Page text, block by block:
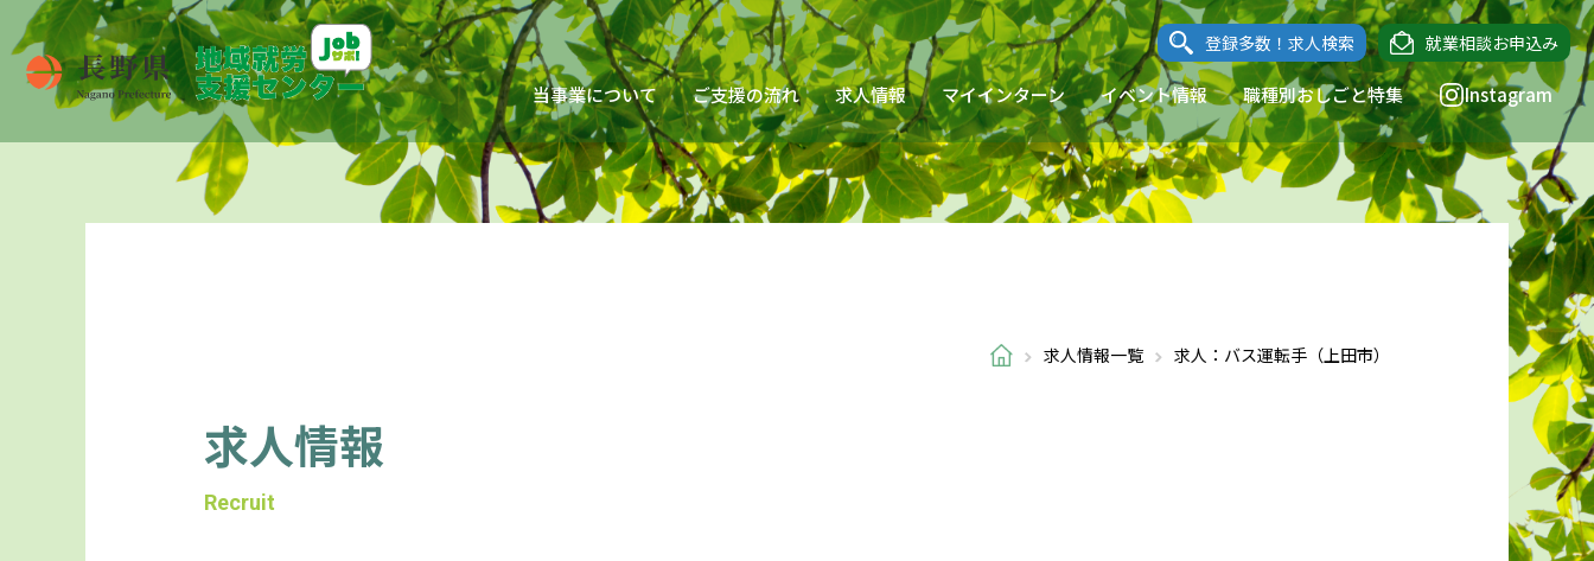
登録多数！求人検索 就業相談お申込み
当事業について ご支援の流れ 求人情報 マイインターン イベント情報 職種別おしごと特集 Instagram
求人情報一覧 求人：バス運転手（上田市）
求人情報
Recruit